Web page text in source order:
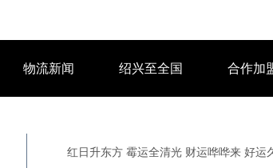
物流新闻 绍兴至全国 合作加
红日升东方 霉运全清光 财运哗哗来 好运